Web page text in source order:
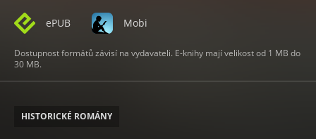
ePUB Mobi
Dostupnost formátů závisí na vydavateli. E-knihy mají velikost od 1 MB do
30 MB.
HISTORICKÉ ROMÁNY